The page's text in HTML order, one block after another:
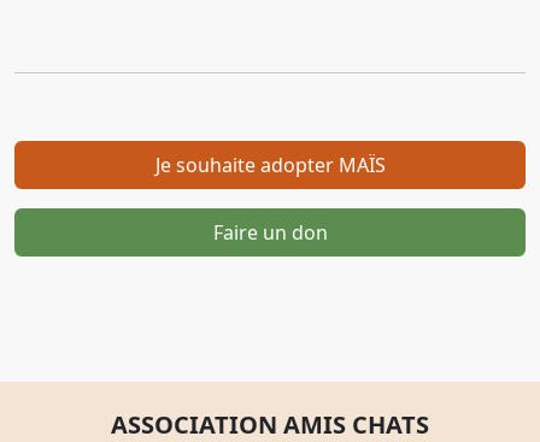
Je souhaite adopter MAÏS
Faire un don
ASSOCIATION AMIS CHATS